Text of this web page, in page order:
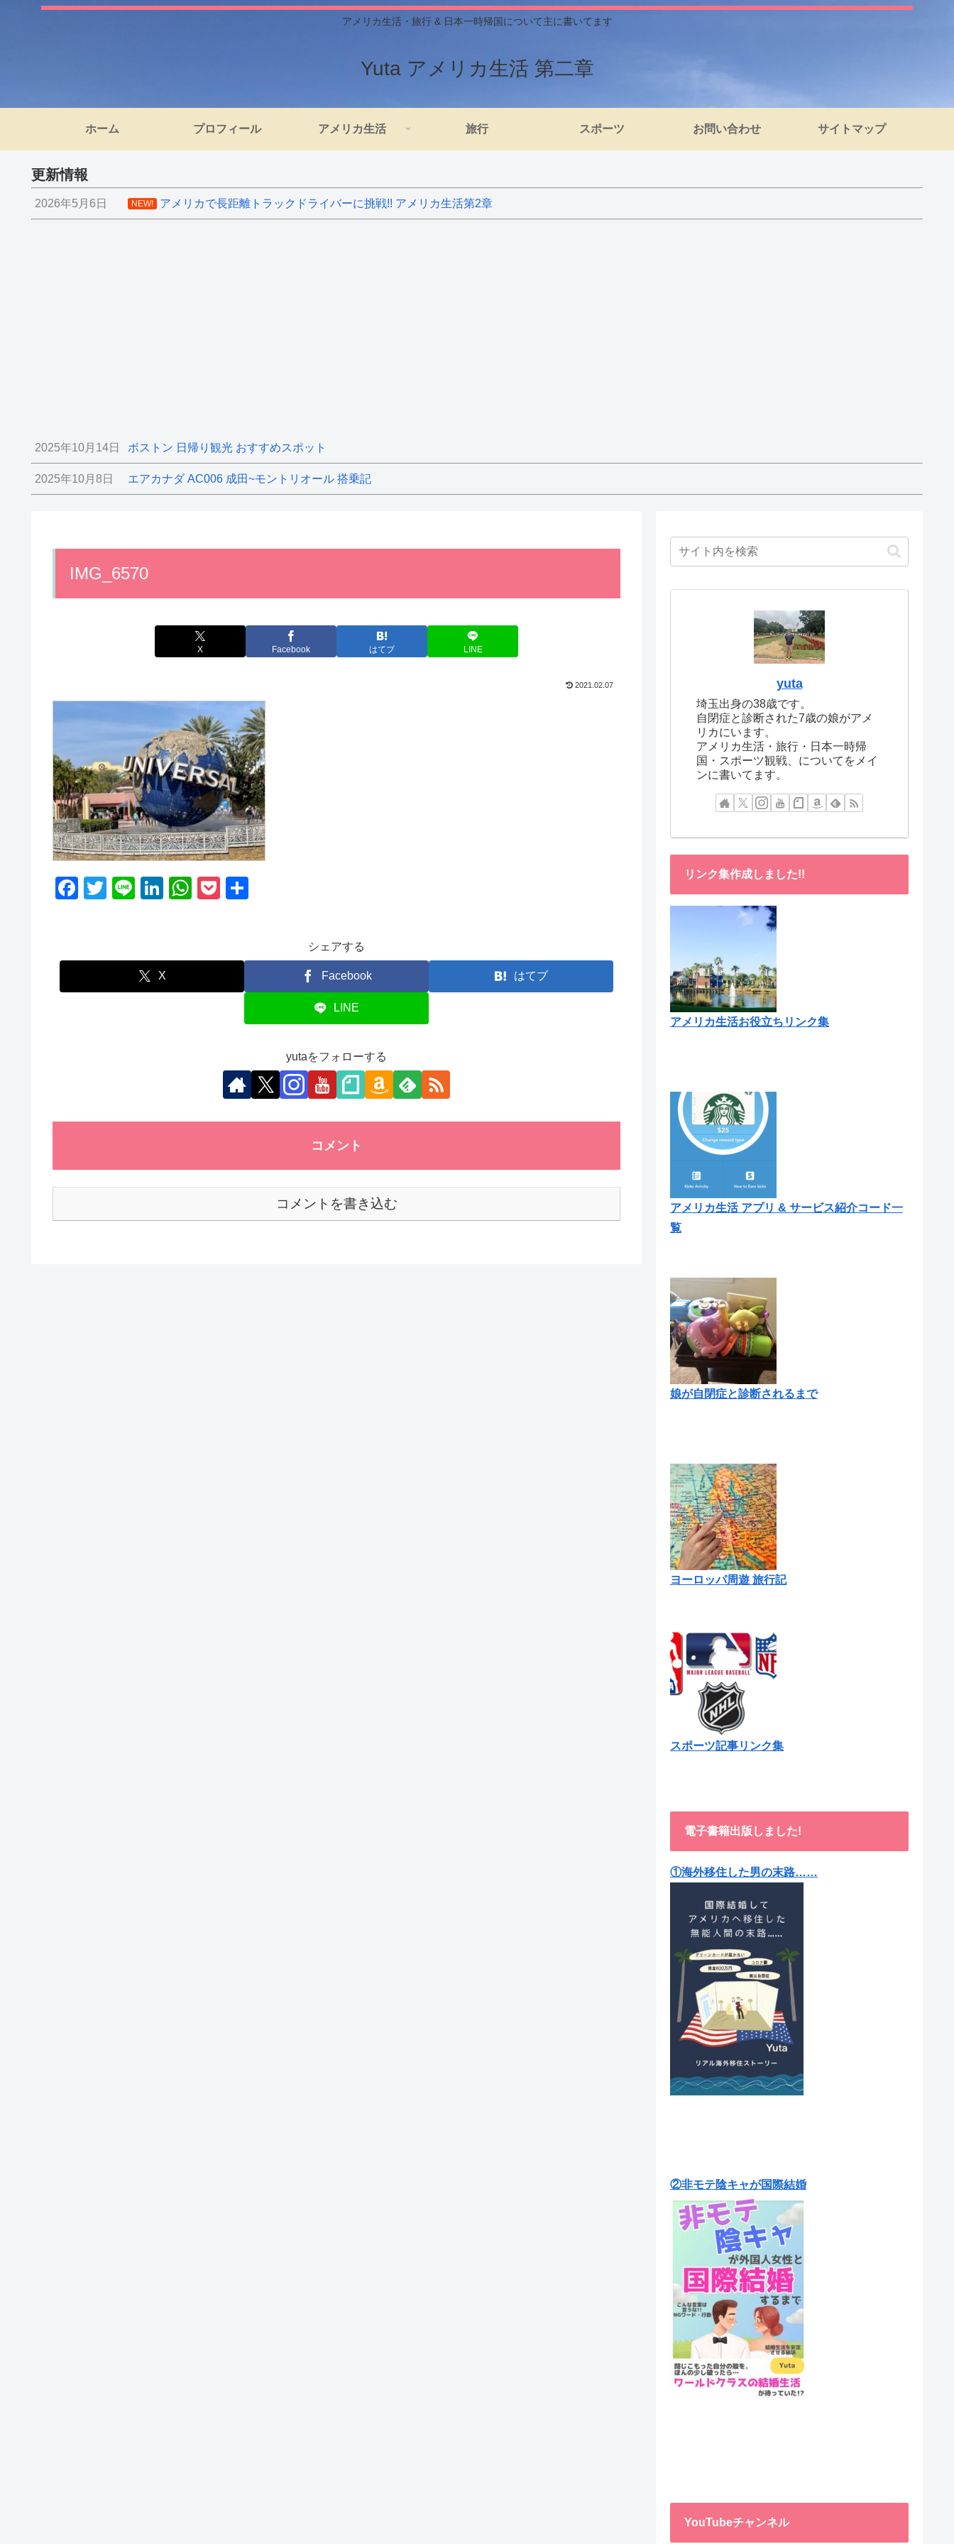
アメリカ生活・旅行 & 日本一時帰国について主に書いてます
Yuta アメリカ生活 第二章
ホーム プロフィール アメリカ生活 旅行 スポーツ お問い合わせ サイトマップ
更新情報
2026年5月6日 NEW! アメリカで長距離トラックドライバーに挑戦!! アメリカ生活第2章
2025年10月14日 ボストン 日帰り観光 おすすめスポット
2025年10月8日 エアカナダ AC006 成田~モントリオール 搭乗記
IMG_6570
X Facebook はてブ LINE
2021.02.07
F
e
T
er
Li
Li
e
dI
W
s
P
et
シェアする
X Facebook はてブ
LINE
yutaをフォローする
コメント
コメントを書き込む
yuta
埼玉出身の38歳です。
自閉症と診断された7歳の娘がアメ
リカにいます。
アメリカ生活・旅行・日本一時帰
国・スポーツ観戦、についてをメイ
ンに書いてます。
リンク集作成しました!!
アメリカ生活お役立ちリンク集
アメリカ生活 アプリ & サービス紹介コード一
覧
娘が自閉症と診断されるまで
ヨーロッパ周遊 旅行記
スポーツ記事リンク集
電子書籍出版しました!
①海外移住した男の末路……
②非モテ陰キャが国際結婚
YouTubeチャンネル